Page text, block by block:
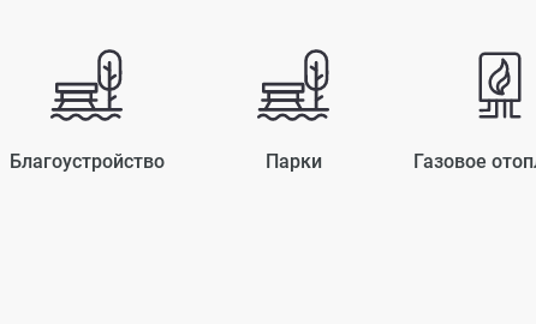
Благоустройство Парки Газовое